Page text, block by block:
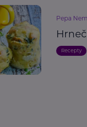
Pepa
Recepty